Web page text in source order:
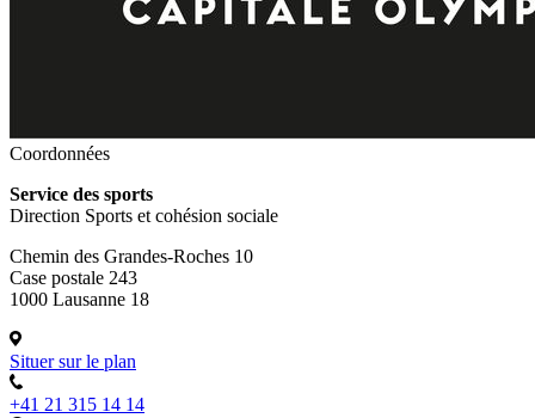
Coordonnées
Service des sports
Direction Sports et cohésion sociale
Chemin des Grandes-Roches 10
Case postale 243
1000 Lausanne 18
Situer sur le plan
+41 21 315 14 14